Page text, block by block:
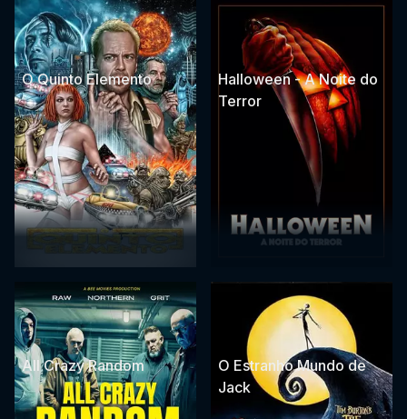
O Quinto Elemento
Halloween - A Noite do
Terror
All Crazy Random
O Estranho Mundo de
Jack